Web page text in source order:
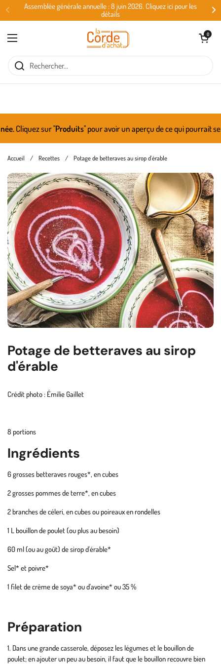
Passer au contenu
Assemblée générale annuelle : 8 juin 2026. Cliquez ici pour les
détails
Ouvrir le menu
Ouvrir le
0
Cliquez sur ''Produits'' pour avoir un aperçu de ce qui pourrait se
Accueil / Recettes / Potage de betteraves au sirop d'érable
Potage de betteraves au sirop
d'érable
Crédit photo : Émilie Gaillet
8 portions
Ingrédients
6 grosses betteraves rouges*, en cubes
2 grosses pommes de terre*, en cubes
2 branches de céleri, en cubes ou poireaux en rondelles
1 L bouillon de poulet (ou plus au besoin)
60 ml (ou au goût) de sirop d'érable*
Sel* et poivre*
1 filet de crème de soya* ou d'avoine* ou 35 %
Préparation
Dans une grande casserole, déposez les légumes et le bouillon de
poulet; en ajouter un peu au besoin, il faut que le bouillon recouvre bien